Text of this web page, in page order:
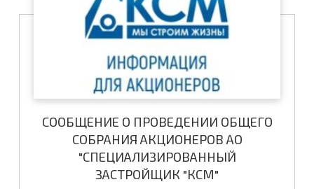
СООБЩЕНИЕ О ПРОВЕДЕНИИ ОБЩЕГО
СОБРАНИЯ АКЦИОНЕРОВ АО
"СПЕЦИАЛИЗИРОВАННЫЙ
ЗАСТРОЙЩИК "КСМ"